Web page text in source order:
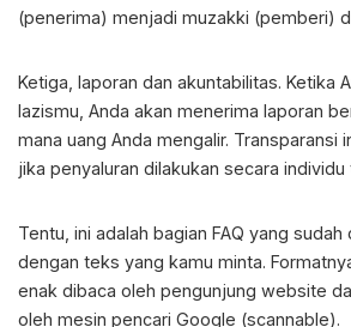
(penerima) menjadi muzakki (pemberi)
Ketiga, laporan dan akuntabilitas. Ketika
lazismu, Anda akan menerima laporan
mana uang Anda mengalir. Transparansi
jika penyaluran dilakukan secara
Tentu, ini adalah bagian FAQ yang
dengan teks yang kamu minta.
enak dibaca oleh pengunjung website
oleh mesin pencari Google (scannable).